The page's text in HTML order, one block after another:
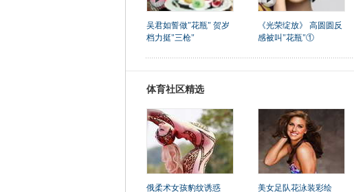
吴君如誓做"花瓶" 贺岁
档力挺"三枪"
《光荣绽放》 高圆圆反
感被叫"花瓶"①
体育社区精选
俄柔术女孩豹纹诱惑 美女足队花泳装彩绘